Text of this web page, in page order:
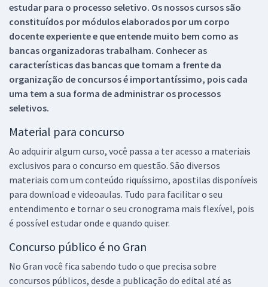
estudar para o processo seletivo. Os nossos cursos são
constituídos por módulos elaborados por um corpo
docente experiente e que entende muito bem como as
bancas organizadoras trabalham. Conhecer as
características das bancas que tomam a frente da
organização de concursos é importantíssimo, pois cada
uma tem a sua forma de administrar os processos
seletivos.
Material para concurso
Ao adquirir algum curso, você passa a ter acesso a materiais
exclusivos para o concurso em questão. São diversos
materiais com um conteúdo riquíssimo, apostilas disponíveis
para download e videoaulas. Tudo para facilitar o seu
entendimento e tornar o seu cronograma mais flexível, pois
é possível estudar onde e quando quiser.
Concurso público é no Gran
No Gran você fica sabendo tudo o que precisa sobre
concursos públicos, desde a publicação do edital até as